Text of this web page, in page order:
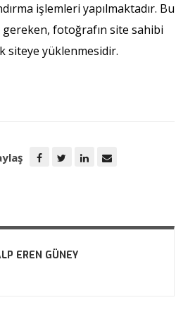
işlemleri yapılmaktadır. Bu
gereken, fotoğrafın site sahibi
siteye yüklenmesidir.
EREN GÜNEY